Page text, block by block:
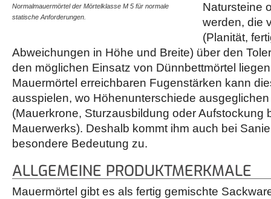
Normalmauermörtel der Mörtelklasse M 5 für normale
statische Anforderungen.
Natursteine
werden, die
(Planität,
Abweichungen in Höhe und Breite) über den
den möglichen Einsatz von Dünnbettmörtel
Mauermörtel erreichbaren Fugenstärken kann
ausspielen, wo Höhenunterschiede
(Mauerkrone, Sturzausbildung oder Aufstockung
Mauerwerks). Deshalb kommt ihm auch bei
besondere Bedeutung zu.
ALLGEMEINE PRODUKTMERKMALE
Mauermörtel gibt es als fertig gemischte